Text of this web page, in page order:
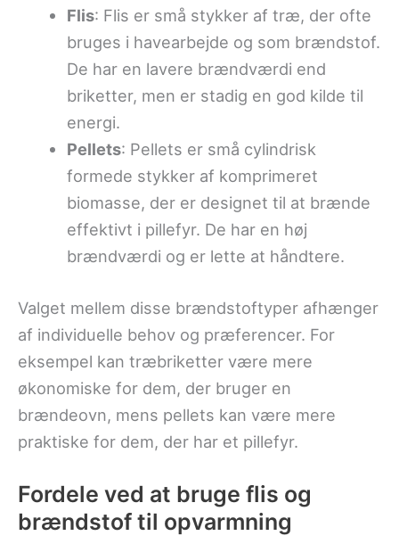
Flis: Flis er små stykker af træ, der ofte
bruges i havearbejde og som brændstof.
De har en lavere brændværdi end
briketter, men er stadig en god kilde til
energi.
Pellets: Pellets er små cylindrisk
formede stykker af komprimeret
biomasse, der er designet til at brænde
effektivt i pillefyr. De har en høj
brændværdi og er lette at håndtere.
Valget mellem disse brændstoftyper afhænger
af individuelle behov og præferencer. For
eksempel kan træbriketter være mere
økonomiske for dem, der bruger en
brændeovn, mens pellets kan være mere
praktiske for dem, der har et pillefyr.
Fordele ved at bruge flis og
brændstof til opvarmning